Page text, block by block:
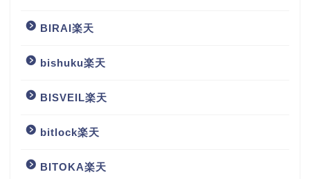
BIRAI楽天
bishuku楽天
BISVEIL楽天
bitlock楽天
BITOKA楽天